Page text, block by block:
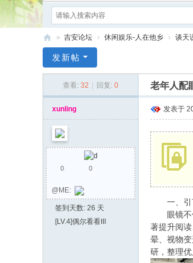
安
» 吉安论坛 › 休闲娱乐-人在他乡 › 谈天
发新帖
查看: 32 回复: 0 老年人配
xunling
0 0
@ME:
签到天数: 26 天
[LV.4]偶尔看看III
发表于
一、引
眼镜不仅
著提升阅
晕、视物
研，整理